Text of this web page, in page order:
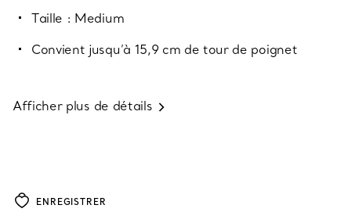
Taille : Medium
Convient jusqu’à 15,9 cm de tour de poignet
Afficher plus de détails
ENREGISTRER